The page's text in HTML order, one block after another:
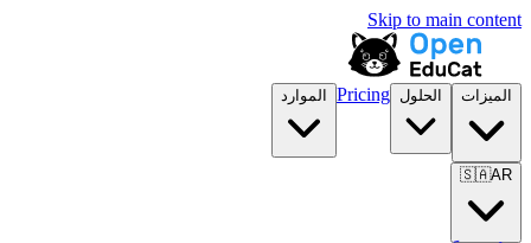
Skip to main content
الميزات الحلول Pricing الموارد
🇸🇦AR